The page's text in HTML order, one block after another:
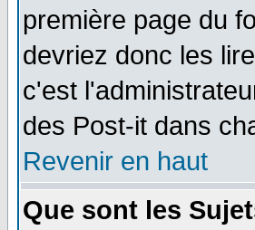
première page du
devriez donc les
c'est
des Post-it dans
Revenir en haut
Que sont les